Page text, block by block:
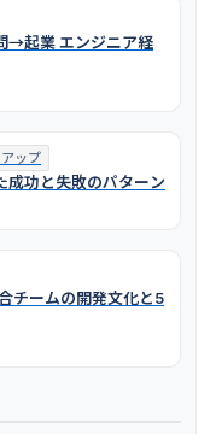
起業 エンジニア経
ップ
功と失敗のパターン
チームの開発文化と5